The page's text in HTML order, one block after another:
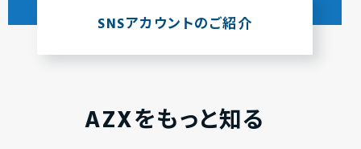
SNSアカウントのご紹介
AZXをもっと知る